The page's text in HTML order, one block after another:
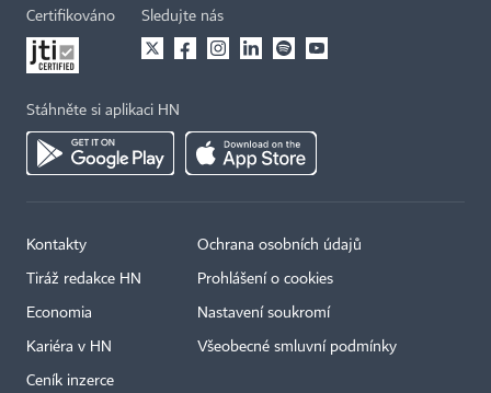
Certifikováno Sledujte nás
Stáhněte si aplikaci HN
Kontakty
Tiráž redakce HN
Economia
Kariéra v HN
Ceník inzerce
Ochrana osobních údajů
Prohlášení o cookies
Nastavení soukromí
Všeobecné smluvní podmínky